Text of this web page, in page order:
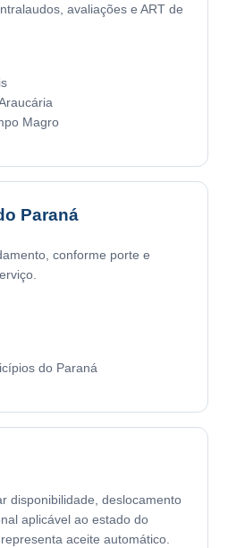
avaliações e ART de
Magro
Paraná
conforme porte e
do Paraná
disponibilidade, deslocamento
aplicável ao estado do
aceite automático.